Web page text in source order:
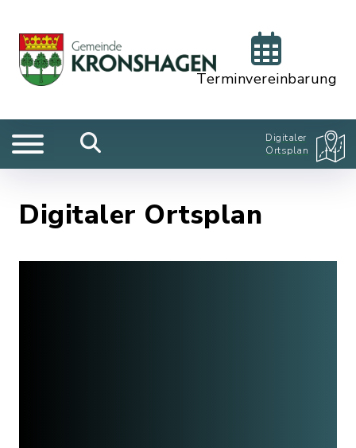
Terminvereinbarung
Digitaler
Ortsplan
Digitaler Ortsplan